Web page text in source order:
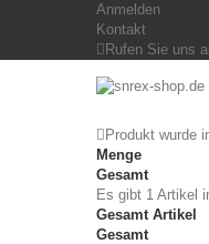
Anmelden
Kontakt
Rufen Sie uns
Produkt wurde
Menge
Gesamt
Es gibt 1 Artikel
Gesamt Artikel
Gesamt